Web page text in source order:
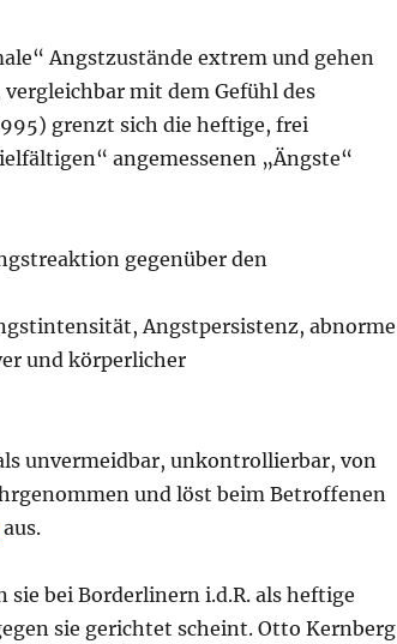
Angstzustände extrem und gehen
mit dem Gefühl des
grenzt sich die heftige, frei
angemessenen „Ängste“
gegenüber den
Angstpersistenz, abnorme
und körperlicher
unvermeidbar, unkontrollierbar, von
und löst beim Betroffenen
aus.
bei Borderlinern i.d.R. als heftige
sie gerichtet scheint. Otto Kernberg